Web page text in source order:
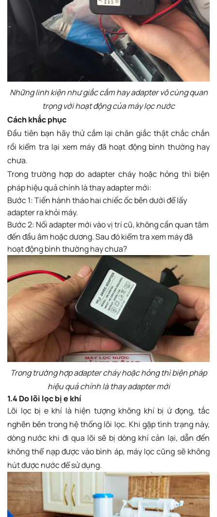
Những linh kiện như giắc cắm hay adapter vô cùng quan
trọng với hoạt động của máy lọc nước
Cách khắc phục
Đầu tiên bạn hãy thử cắm lại chân giắc thật chắc chắn
rồi kiểm tra lại xem máy đã hoạt động bình thường hay
chưa.
Trong trường hợp do adapter cháy hoặc hỏng thì biện
pháp hiệu quả chính là thay adapter mới:
Bước 1: Tiến hành tháo hai chiếc ốc bên dưới để lấy
adapter ra khỏi máy.
Bước 2: Nối adapter mới vào vị trí cũ, không cần quan tâm
đến đầu âm hoặc dương. Sau đó kiểm tra xem máy đã
hoạt động bình thường hay chưa?
Trong trường hợp adapter cháy hoặc hỏng thì biện pháp
hiệu quả chính là thay adapter mới
1.4 Do lõi lọc bị e khí
Lõi lọc bị e khí là hiện tượng không khí bị ứ đọng, tắc
nghẽn bên trong hệ thống lõi lọc. Khi gặp tình trạng này,
dòng nước khi đi qua lõi sẽ bị dòng khí cản lại, dẫn đến
không thể nạp được vào bình áp, máy lọc cũng sẽ không
hút được nước để sử dụng.